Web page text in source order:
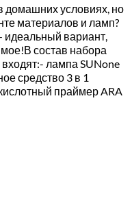
домашних условиях, но
материалов и ламп?
идеальный вариант,
состав набора
лампа SUNone
средство 3 в 1
праймер ARA